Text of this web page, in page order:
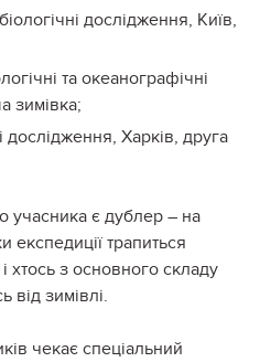
дослідження, Київ,
та океанографічні
зимівка;
дослідження, Харків, друга
учасника є дублер – на
трапиться
хтось з основного складу
від зимівлі.
чекає спеціальний